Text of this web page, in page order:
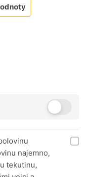
najemno,
tekutinu,